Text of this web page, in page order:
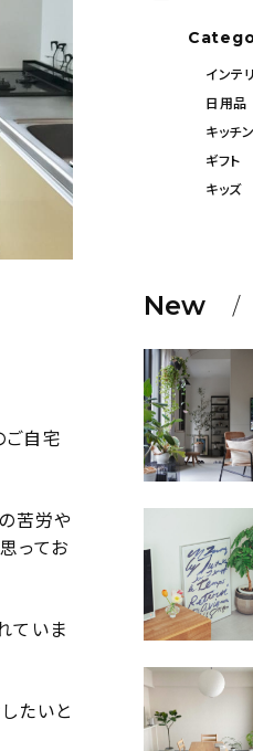
ご自宅
苦労や
ってお
ていま
たいと
インテ
日用品
キッチン
ギフト
キッズ
New